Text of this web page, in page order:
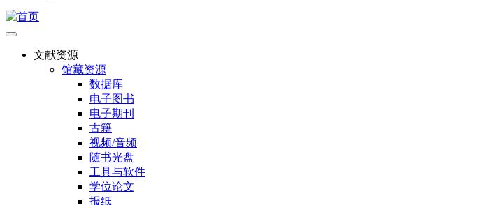
文献资源
馆藏资源
数据库
电子图书
电子期刊
古籍
视频/音频
随书光盘
工具与软件
学位论文
报纸